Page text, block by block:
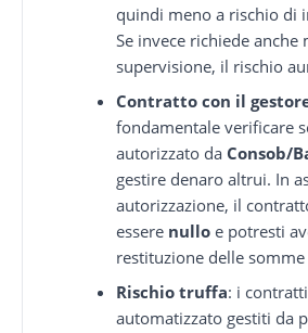
quindi meno a rischio di
Se invece richiede anche
supervisione, il rischio
Contratto con il
fondamentale verificare
autorizzato da Consob/
gestire denaro altrui. In
autorizzazione, il
essere nullo e potresti
restituzione delle
Rischio truffa: i
automatizzato gestiti da